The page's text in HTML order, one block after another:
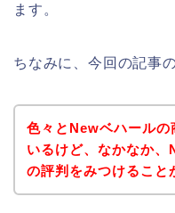
ます。
ちなみに、今回の記事
色々とNewベハールの
いるけど、なかなか、
の評判をみつけること